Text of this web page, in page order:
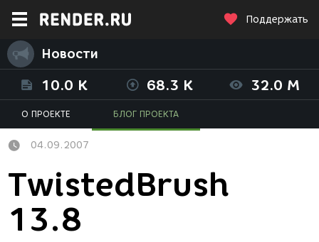
Поддержать
Новости
10.0 K 68.3 K 32.0 M
О ПРОЕКТЕ БЛОГ ПРОЕКТА
04.09.2007
TwistedBrush
13.8